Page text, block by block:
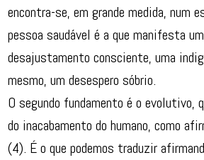
encontra-se, em grande medida, num
pessoa saudável é a que manifesta
desajustamento consciente, uma
mesmo, um desespero sóbrio.
O segundo fundamento é o evolutivo,
do inacabamento do humano, como
(4). É o que podemos traduzir